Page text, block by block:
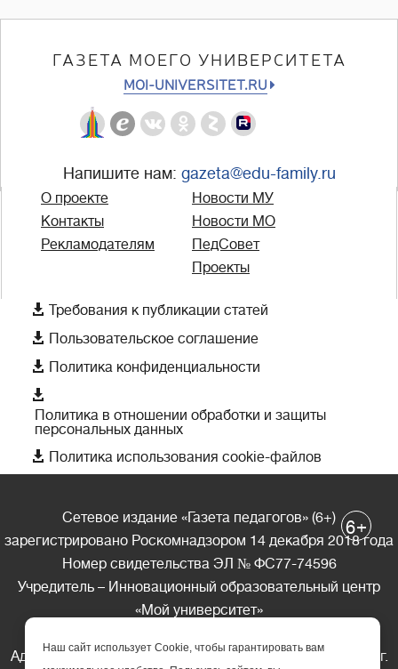
ГАЗЕТА МОЕГО УНИВЕРСИТЕТА
MOI-UNIVERSITET.RU
Напишите нам: gazeta@edu-family.ru
О проекте
Контакты
Рекламодателям
Новости МУ
Новости МО
ПедСовет
Проекты
 Требования к публикации статей
 Пользовательское соглашение
 Политика конфиденциальности

Политика в отношении обработки и защиты
персональных данных
 Политика использования cookie-файлов
Сетевое издание «Газета педагогов» (6+)
зарегистрировано Роскомнадзором 14 декабря 2018 года
Номер свидетельства ЭЛ № ФС77-74596
Учредитель – Инновационный образовательный центр
«Мой университет»
Адрес редакции: 185035 Россия, Республика Карелия, г.
6+
Наш сайт использует Cookie, чтобы гарантировать вам